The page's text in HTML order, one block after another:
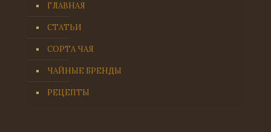
ГЛАВНАЯ
СТАТЬИ
СОРТА ЧАЯ
ЧАЙНЫЕ БРЕНДЫ
РЕЦЕПТЫ